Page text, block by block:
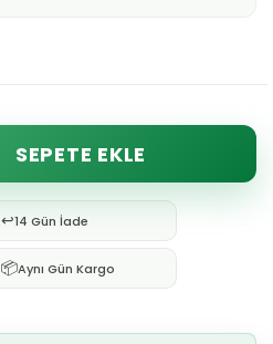
SEPETE EKLE
↩️14 Gün İade
📦Aynı Gün Kargo